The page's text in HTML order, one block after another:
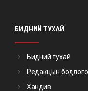
БИДНИЙ ТУХАЙ
Бидний тухай
Редакцын бодлого
Хандив